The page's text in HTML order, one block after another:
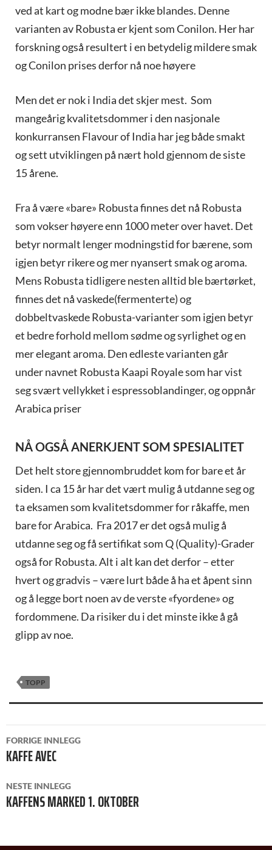
ved at kart og modne bær ikke blandes. Denne
varianten av Robusta er kjent som Conilon. Her har
forskning også resultert i en betydelig mildere smak
og Conilon prises derfor nå noe høyere
Men det er nok i India det skjer mest. Som
mangeårig kvalitetsdommer i den nasjonale
konkurransen Flavour of India har jeg både smakt
og sett utviklingen på nært hold gjennom de siste
15 årene.
Fra å være «bare» Robusta finnes det nå Robusta
som vokser høyere enn 1000 meter over havet. Det
betyr normalt lenger modningstid for bærene, som
igjen betyr rikere og mer nyansert smak og aroma.
Mens Robusta tidligere nesten alltid ble bærtørket,
finnes det nå vaskede(fermenterte) og
dobbeltvaskede Robusta-varianter som igjen betyr
et bedre forhold mellom sødme og syrlighet og en
mer elegant aroma. Den edleste varianten går
under navnet Robusta Kaapi Royale som har vist
seg svært vellykket i espressoblandinger, og oppnår
Arabica priser
NÅ OGSÅ ANERKJENT SOM SPESIALITET
Det helt store gjennombruddet kom for bare et år
siden. I ca 15 år har det vært mulig å utdanne seg og
ta eksamen som kvalitetsdommer for råkaffe, men
bare for Arabica. Fra 2017 er det også mulig å
utdanne seg og få sertifikat som Q (Quality)-Grader
også for Robusta. Alt i alt kan det derfor – etter
hvert og gradvis – være lurt både å ha et åpent sinn
og å legge bort noen av de verste «fyordene» og
fordommene. Da risiker du i det minste ikke å gå
glipp av noe.
TOPP
INNLEGGSNAVIGASJON
FORRIGE INNLEGG
KAFFE AVEC
NESTE INNLEGG
KAFFENS MARKED 1. OKTOBER